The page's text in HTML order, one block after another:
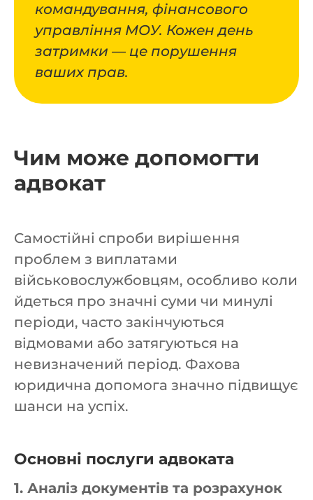
командування, фінансового
управління МОУ. Кожен день
затримки — це порушення
ваших прав.
Чим може допомогти
адвокат
Самостійні спроби вирішення
проблем з виплатами
військовослужбовцям, особливо коли
йдеться про значні суми чи минулі
періоди, часто закінчуються
відмовами або затягуються на
невизначений період. Фахова
юридична допомога значно підвищує
шанси на успіх.
Основні послуги адвоката
1. Аналіз документів та розрахунок